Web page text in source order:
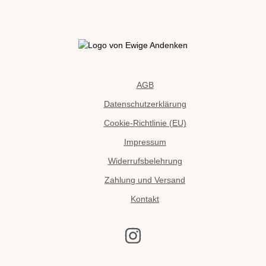
AGB
Datenschutzerklärung
Cookie-Richtlinie (EU)
Impressum
Widerrufsbelehrung
Zahlung und Versand
Kontakt